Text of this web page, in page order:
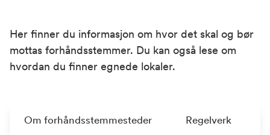
Her finner du informasjon om hvor det skal og bør
mottas forhåndsstemmer. Du kan også lese om
hvordan du finner egnede lokaler.
Om forhåndsstemmesteder Regelverk